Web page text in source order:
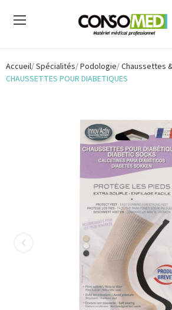
Accueil Spécialités Podologie Chaussettes
CHAUSSETTES POUR DIABETIQUES